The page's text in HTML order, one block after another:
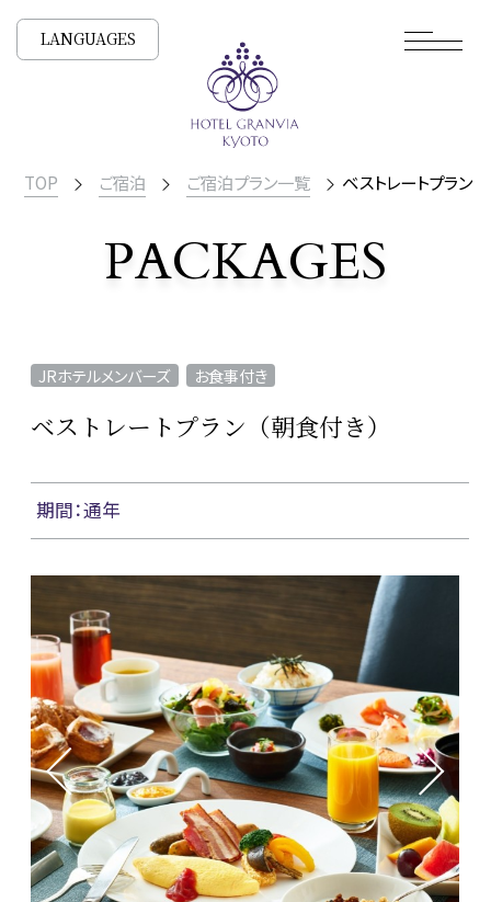
LANGUAGES
宿泊プラン一覧
PACKAGES
TOP ご宿泊 ご宿泊プラン一覧 ベストレートプラン（
ベストレートプラン（朝食付き）
JRホテルメンバーズ お食事付き
期間：通年